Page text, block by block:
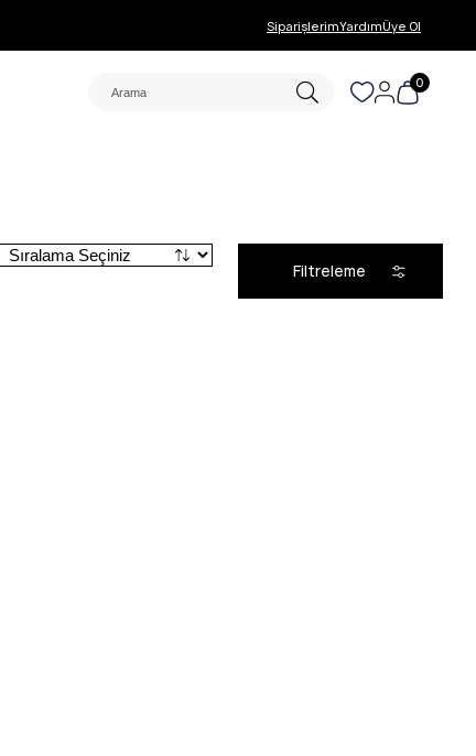
SiparişlerimYardımÜye Ol
0
Filtreleme